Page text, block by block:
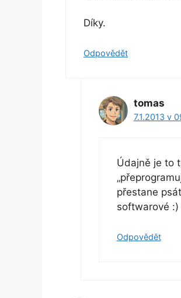
Díky.
Odpovědět
tomas
7.1.2013 v
Údajně je to
přestane
softwarové :)
Odpovědět